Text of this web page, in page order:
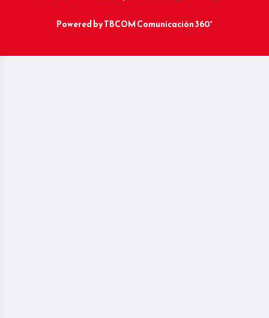
Powered byTBCOM Comunicación 360°